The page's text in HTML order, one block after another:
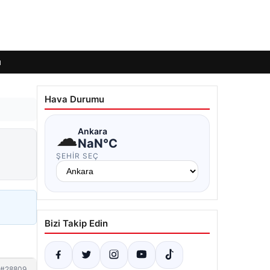
Hava Durumu
☁Ankara
NaN°C
ŞEHIR SEÇ
Bizi Takip Edin